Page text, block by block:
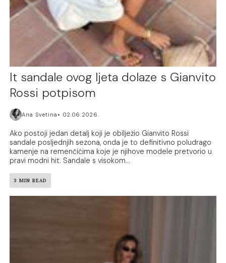
It sandale ovog ljeta dolaze s Gianvito
Rossi potpisom
Ana Svetina 02.06.2026.
Ako postoji jedan detalj koji je obilježio Gianvito Rossi
sandale posljednjih sezona, onda je to definitivno poludrago
kamenje na remenčićima koje je njihove modele pretvorio u
pravi modni hit. Sandale s visokom...
3 MIN READ